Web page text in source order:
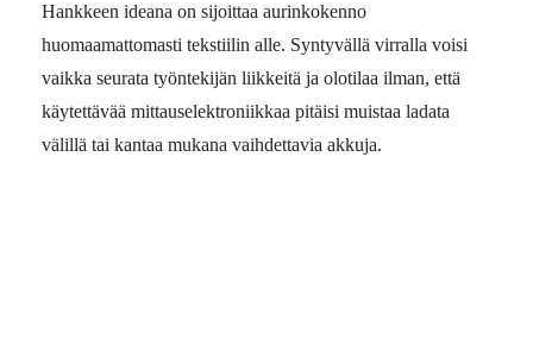
Hankkeen ideana on sijoittaa aurinkokenno
huomaamattomasti tekstiilin alle. Syntyvällä virralla voisi
vaikka seurata työntekijän liikkeitä ja olotilaa ilman, että
käytettävää mittauselektroniikkaa pitäisi muistaa ladata
välillä tai kantaa mukana vaihdettavia akkuja.